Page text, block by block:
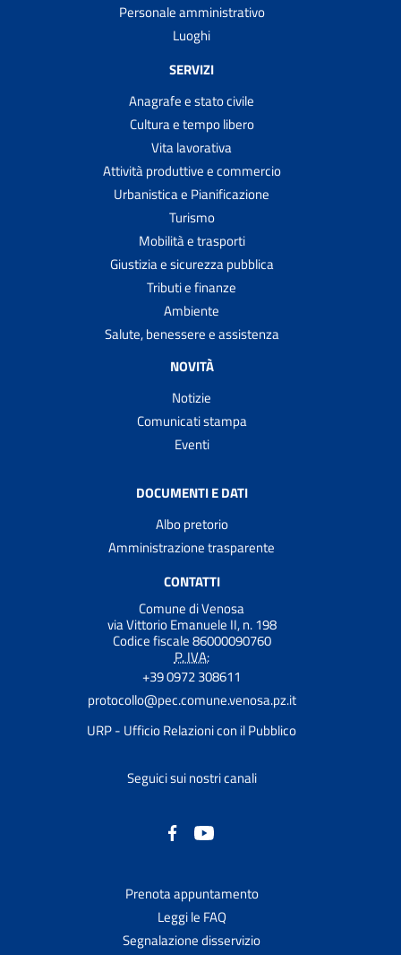
Personale amministrativo
Luoghi
SERVIZI
Anagrafe e stato civile
Cultura e tempo libero
Vita lavorativa
Attività produttive e commercio
Urbanistica e Pianificazione
Turismo
Mobilità e trasporti
Giustizia e sicurezza pubblica
Tributi e finanze
Ambiente
Salute, benessere e assistenza
NOVITÀ
Notizie
Comunicati stampa
Eventi
DOCUMENTI E DATI
Albo pretorio
Amministrazione trasparente
CONTATTI
Comune di Venosa
via Vittorio Emanuele II, n. 198
Codice fiscale 86000090760
P. IVA:
+39 0972 308611
protocollo@pec.comune.venosa.pz.it
URP - Ufficio Relazioni con il Pubblico
Seguici sui nostri canali
Prenota appuntamento
Leggi le FAQ
Segnalazione disservizio